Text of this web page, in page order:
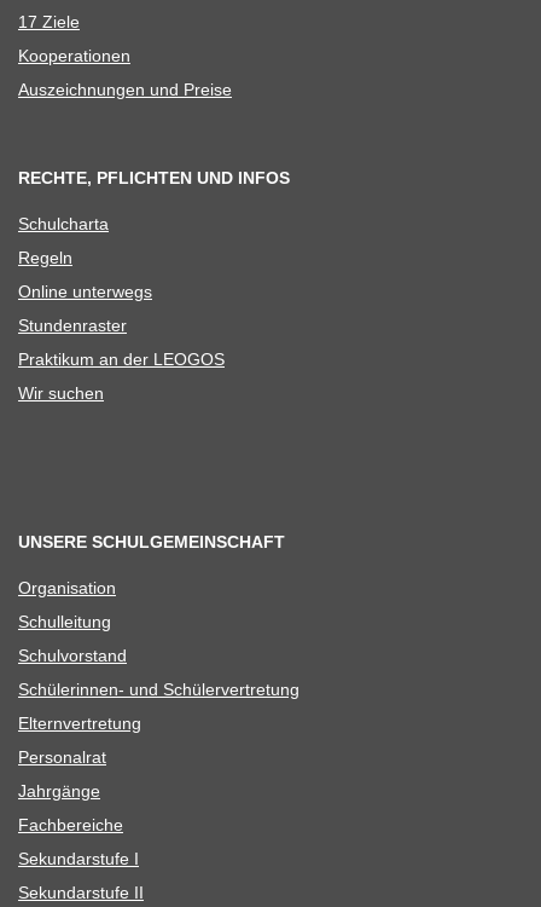
17 Ziele
Koope­ra­tio­nen
Aus­zeich­nun­gen und Preise
RECHTE, PFLICHTEN UND INFOS
Schul­charta
Regeln
Online unter­wegs
Stun­den­ras­ter
Prak­ti­kum an der LEOGOS
Wir suchen
UNSERE SCHULGEMEINSCHAFT
Orga­ni­sa­tion
Schul­lei­tung
Schul­vor­stand
Schü­le­rin­nen- und Schülervertretung
Eltern­ver­tre­tung
Per­so­nal­rat
Jahr­gänge
Fach­be­rei­che
Sekun­dar­stufe I
Sekun­dar­stufe II